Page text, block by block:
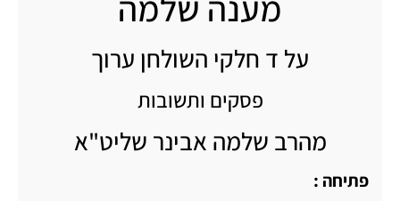
על ד חלקי השולחן ערוך
פסקים ותשובות
מהרב שלמה אבינר שליט"א
פתיחה :